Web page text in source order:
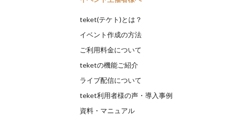
teket(テケト)とは？
イベント作成の方法
ご利用料金について
teketの機能ご紹介
ライブ配信について
teket利用者様の声・導入事例
資料・マニュアル